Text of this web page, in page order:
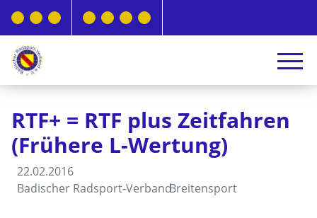
RTF+ = RTF plus Zeitfahren
(Frühere L-Wertung)
22.02.2016
Badischer Radsport-VerbandBreitensport